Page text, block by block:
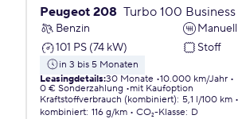
Peugeot 208 Turbo 100 Business
Benzin
Manuell
101 PS (74 kW)
Stoff
in 3 bis 5 Monaten
Leasingdetails:30 Monate 10.000 km/Jahr
0 € Sonderzahlung
mit Kaufoption
Kraftstoffverbrauch (kombiniert): 5,1 l/100 km
kombiniert: 116 g/km CO₂-Klasse: D